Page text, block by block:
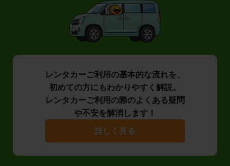
レンタカーご利用の基本的な流れを、
初めての方にもわかりやすく解説。
レンタカーご利用の際のよくある疑問
や不安を解消します！
詳しく見る